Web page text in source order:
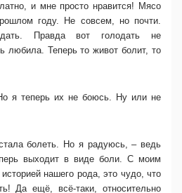
и мне просто нравится! Мясо
году. Не совсем, но почти.
Правда вот голодать не
любила. Теперь то живот болит, то
я теперь их не боюсь. Ну или не
болеть. Но я радуюсь, – ведь
выходит в виде боли. С моим
нашего рода, это чудо, что
Да ещё, всё-таки, относительно